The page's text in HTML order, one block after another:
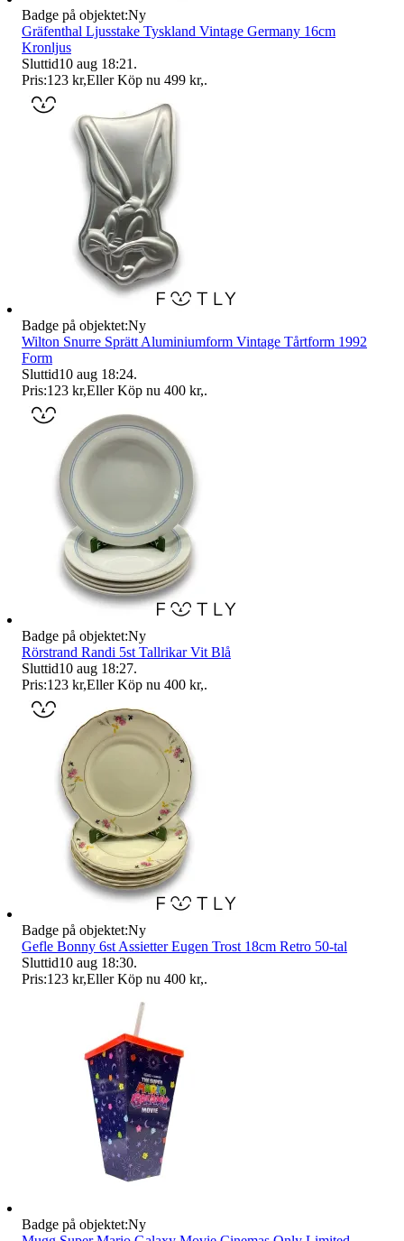
Badge på objektet:Ny
Gräfenthal Ljusstake Tyskland Vintage Germany 16cm
Kronljus
Sluttid10 aug 18:21 .
Pris:123 kr,Eller Köp nu 499 kr,.
Badge på objektet:Ny
Wilton Snurre Sprätt Aluminiumform Vintage Tårtform 1992
Form
Sluttid10 aug 18:24.
Pris:123 kr,Eller Köp nu 400 kr,.
Badge på objektet:Ny
Rörstrand Randi 5st Tallrikar Vit Blå
Sluttid10 aug 18:27.
Pris:123 kr,Eller Köp nu 400 kr,.
Badge på objektet:Ny
Gefle Bonny 6st Assietter Eugen Trost 18cm Retro 50-tal
Sluttid10 aug 18:30.
Pris:123 kr,Eller Köp nu 400 kr,.
Badge på objektet:Ny